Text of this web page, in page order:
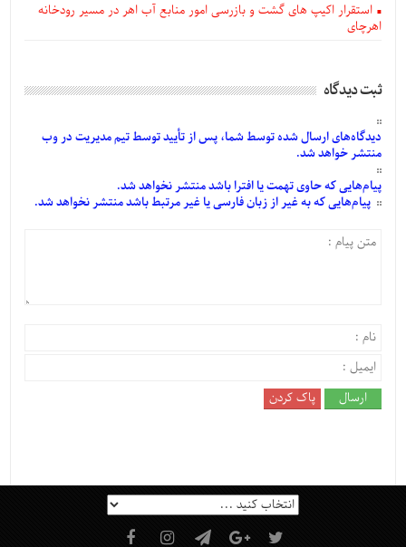
استقرار اکیپ های گشت و بازرسی امور منابع آب اهر در مسیر رودخانه
اهرچای
ثبت دیدگاه
دیدگاه‌هایارسالشدهتوسط شما، پس ازتأییدتوسط تیم مدیریت در وب
منتشر خواهد شد.
پیام‌هاییکه حاوی تهمت یا افترا باشد منتشر نخواهد شد.
پیام‌هاییکه به غیر از زبان فارسی یا غیر مرتبط باشد منتشر نخواهد شد.